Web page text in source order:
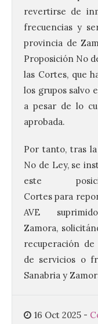
revertirse de
frecuencias y
provincia de
Proposición No
las Cortes, que
los grupos salvo
a pesar de lo
aprobada.
Por tanto, tras
No de Ley, se
este
Cortes para
AVE
Zamora,
recuperación
de servicios o
Sanabria y
16 Oct 2025 -
Brujería Fest
festival que
Bañeza
9 Ago 2026
El
patronales. El
agosto la